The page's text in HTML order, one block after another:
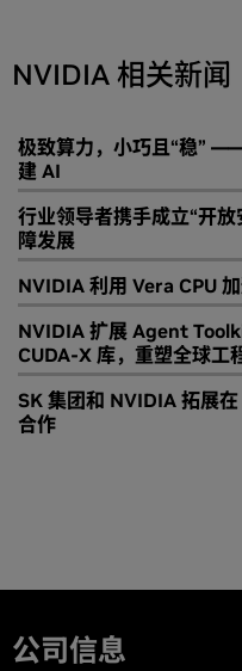
NVIDIA 相关新闻
极致算力，小巧且“稳”
建 AI
行业领导者携手成立“开
障发展
NVIDIA 利用 Vera CPU
NVIDIA 扩展 Agent
CUDA-X 库，重塑全球工
SK 集团和 NVIDIA 拓展
合作
公司信息